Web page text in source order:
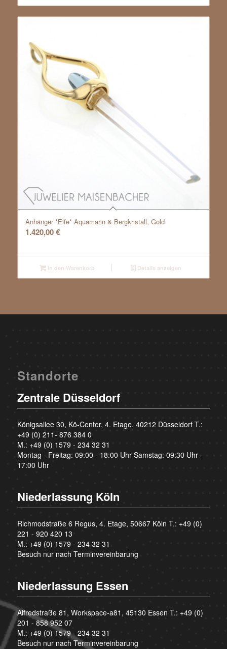
Anhänger *Elfe* Aquamarin & Bergkristall, Gold
1.420,00€
In den Warenkorb Details anzeigen
Standorte
Zentrale Düsseldorf
Königsallee 30, Kö-Center, 4. Etage, 40212 Düsseldorf T.:
+49 (0) 211- 876 384 0
M.: +49 (0) 1579 - 234 32 31
Montag - Freitag: 09:00 - 18:00 Uhr Samstag: 09:30 Uhr -
17:00 Uhr
Niederlassung Köln
Richmodstraße 6 Regus, 4. Etage, 50667 Köln T.: +49 (0)
221 - 920 420 13
M.: +49 (0) 1579 - 234 32 31
Besuch nur nach Terminvereinbarung
Niederlassung Essen
Alfredstraße 81, Workspace-a81, 45130 Essen T.: +49 (0)
201 - 858 952 07
M.: +49 (0) 1579 - 234 32 31
Besuch nur nach Terminvereinbarung